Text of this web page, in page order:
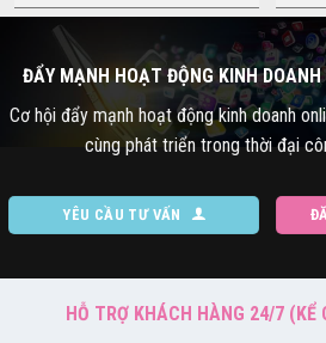
ĐẨY MẠNH HOẠT ĐỘNG KINH
Cơ hội đẩy mạnh hoạt động kinh doanh
cùng phát triển trong thời đại
YÊU CẦU TƯ VẤN
HỖ TRỢ KHÁCH HÀNG 24/7 (KỂ